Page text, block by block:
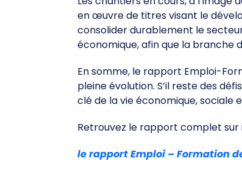
en œuvre de titres visant le
consolider durablement le
économique, afin que la branche
En somme, le rapport Emploi-
pleine évolution. S’il reste des
clé de la vie économique, sociale
Retrouvez le rapport complet sur
le rapport Emploi – Formation